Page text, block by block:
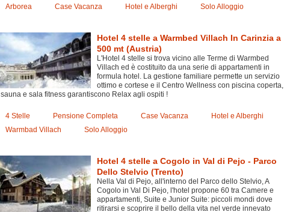
Arborea
Case Vacanza Hotel e Alberghi Solo Alloggio
Hotel 4 stelle a Warmbed Villach In Carinzia a
500 mt (Austria)
L'Hotel 4 stelle si trova vicino alle Terme di Warmbed
Villach ed è costituito da una serie di appartamenti in
formula hotel. La gestione familiare permette un servizio
ottimo e cortese e il Centro Wellness con piscina coperta,
sauna e sala fitness garantiscono Relax agli ospiti !
4 Stelle Pensione Completa Case Vacanza
Hotel e Alberghi
Warmbad Villach
Solo Alloggio
Hotel 4 stelle a Cogolo in Val di Pejo - Parco
Dello Stelvio (Trento)
Nella Val di Pejo, all'interno del Parco dello Stelvio, A
Cogolo in Val Di Pejo, l'hotel propone 60 tra Camere e
appartamenti, Suite e Junior Suite: piccoli mondi dove
ritirarsi e scoprire il bello della vita nel verde innevato